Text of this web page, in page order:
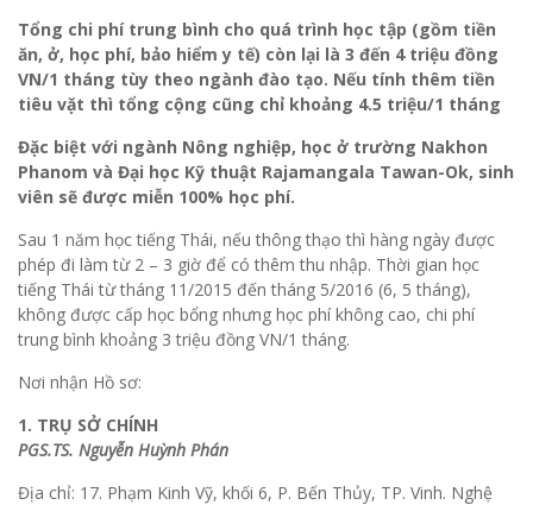
Tổng chi phí trung bình cho quá trình học tập (gồm tiền
ăn, ở, học phí, bảo hiểm y tế) còn lại là 3 đến 4 triệu đồng
VN/1 tháng tùy theo ngành đào tạo. Nếu tính thêm tiền
tiêu vặt thì tổng cộng cũng chỉ khoảng 4.5 triệu/1 tháng
Đặc biệt với ngành Nông nghiệp, học ở trường Nakhon
Phanom và Đại học Kỹ thuật Rajamangala Tawan-Ok, sinh
viên sẽ được miễn 100% học phí.
Sau 1 năm học tiếng Thái, nếu thông thạo thì hàng ngày được
phép đi làm từ 2 – 3 giờ để có thêm thu nhập. Thời gian học
tiếng Thái từ tháng 11/2015 đến tháng 5/2016 (6, 5 tháng),
không được cấp học bổng nhưng học phí không cao, chi phí
trung bình khoảng 3 triệu đồng VN/1 tháng.
Nơi nhận Hồ sơ:
1. TRỤ SỞ CHÍNH
PGS.TS. Nguyễn Huỳnh Phán
Địa chỉ: 17. Phạm Kinh Vỹ, khối 6, P. Bến Thủy, TP. Vinh. Nghệ